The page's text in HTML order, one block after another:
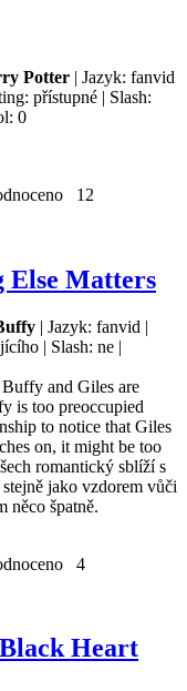
Potter | Jazyk: fanvid
přístupné | Slash:
0
12
Else Matters
| Jazyk: fanvid |
| Slash: ne |
and Giles are
is too preoccupied
to notice that Giles
on, it might be too
romantický sblíží s
jako vzdorem vůči
něco špatně.
4
Heart